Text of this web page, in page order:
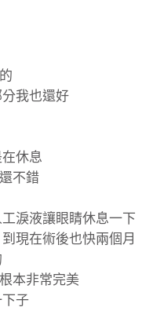
我也還好
休息
不錯
淚液讓眼睛休息一下
現在術後也快兩個月
本非常完美
子